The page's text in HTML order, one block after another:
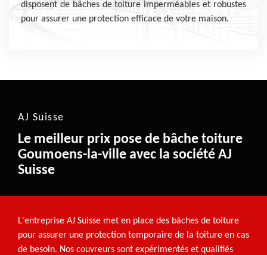
disposent de bâches de toiture imperméables et robustes
pour assurer une protection efficace de votre maison.
AJ Suisse
Le meilleur prix pose de bâche toiture
Goumoens-la-ville avec la société AJ
Suisse
L'entreprise AJ Suisse met en place des bâches de toiture
pour assurer une protection temporaire de la toiture en cas
de besoin. Nos couvreurs sont expérimentés et qualifiés